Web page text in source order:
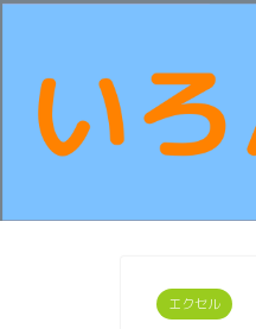
エクセル